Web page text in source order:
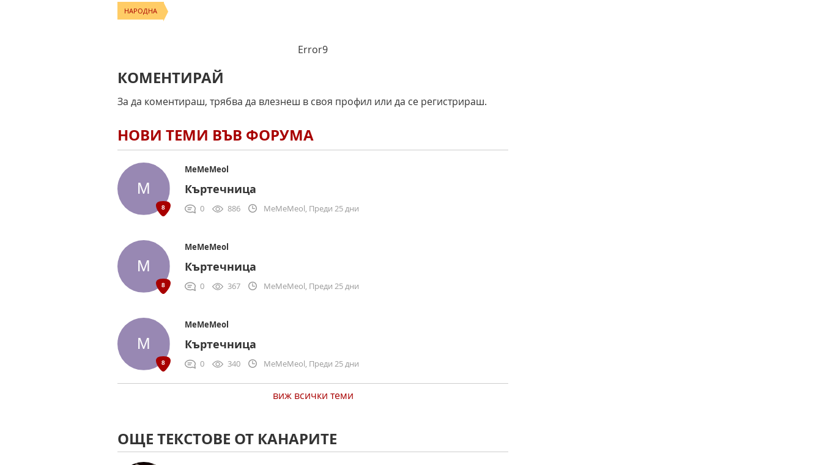
НАРОДНА
Error9
КОМЕНТИРАЙ
За да коментираш, трябва да влезнеш в своя профил или да се регистрираш.
НОВИ ТЕМИ ВЪВ ФОРУМА
MeMeMeol
Къртечница
0 886 MeMeMeol, Преди 25 дни
MeMeMeol
Къртечница
0 367 MeMeMeol, Преди 25 дни
MeMeMeol
Къртечница
0 340 MeMeMeol, Преди 25 дни
виж всички теми
ОЩЕ ТЕКСТОВЕ ОТ КАНАРИТЕ